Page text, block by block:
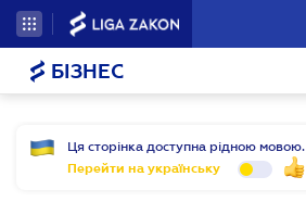
БІЗНЕС
Ця сторінка доступна рідною мовою.
Перейти на українську